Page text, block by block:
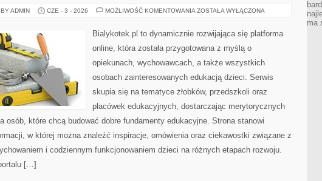
ADMIN CZE - 3 - 2026 MOŻLIWOŚĆ KOMENTOWANIA ZDROWIE
ZOSTAŁA WYŁĄCZONA
Bialykotek.pl to dynamicznie rozwijająca się platforma
online, która została przygotowana z myślą o
opiekunach, wychowawcach, a także wszystkich
osobach zainteresowanych edukacją dzieci. Serwis
skupia się na tematyce żłobków, przedszkoli oraz
placówek edukacyjnych, dostarczając merytorycznych
osób, które chcą budować dobre fundamenty edukacyjne. Strona stanowi
w której można znaleźć inspiracje, omówienia oraz ciekawostki związane z
i codziennym funkcjonowaniem dzieci na różnych etapach rozwoju.
[…]
ma